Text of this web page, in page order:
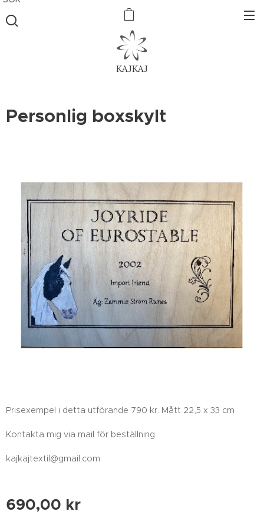
KAJKAJ
Personlig boxskylt
Prisexempel i detta utförande 790 kr. Mått 22,5 x 33 cm
Kontakta mig via mail för beställning.
kajkajtextil@gmail.com
690,00 kr